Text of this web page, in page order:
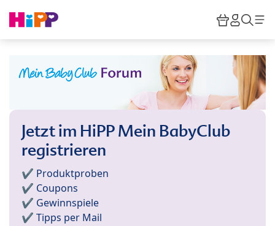
HiPP
Jetzt im HiPP Mein BabyClub
registrieren
✔️ Produktproben
✔️ Coupons
✔️ Gewinnspiele
✔️ Tipps per Mail